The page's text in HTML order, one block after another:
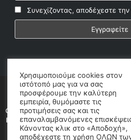
Συνεχίζοντας, αποδέχεστε
Η ιστοσελίδα μας συμμορφώνεται εν
Οδηγίες για την Προσβασιμότητα
Επίπεδο AA, όπως προβλέπεται από
την Προσβασιμότητα
Χρησιμοποιούμε cookies στον
ιστότοπό μας για να σας
προσφέρουμε την καλύτερη
εμπειρία, θυμόμαστε τις
προτιμήσεις σας και τις
επαναλαμβανόμενες
Κάνοντας κλικ στο «Αποδοχή»,
αποδέχεστε τη χρήση ΟΛΩΝ